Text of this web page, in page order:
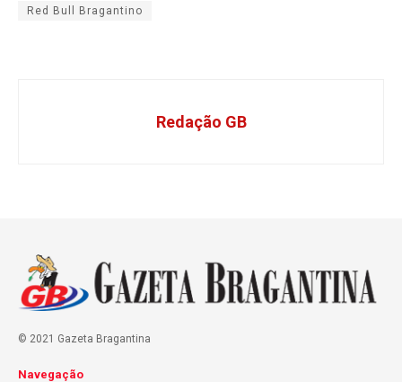
Red Bull Bragantino
Redação GB
© 2021 Gazeta Bragantina
Navegação